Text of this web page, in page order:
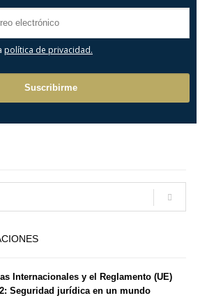
política de privacidad.
Internacionales y el Reglamento (UE)
Seguridad jurídica en un mundo